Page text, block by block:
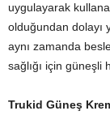
uygulayarak
olduğundan dolayı
aynı zamanda
sağlığı için güneşli
Trukid Güneş